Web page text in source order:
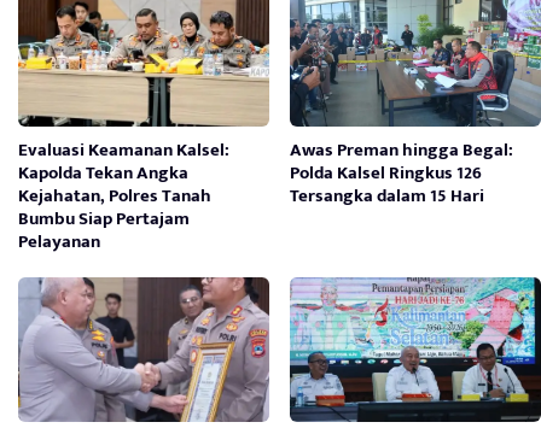
Evaluasi Keamanan Kalsel:
Kapolda Tekan Angka
Kejahatan, Polres Tanah
Bumbu Siap Pertajam
Pelayanan
Awas Preman hingga Begal:
Polda Kalsel Ringkus 126
Tersangka dalam 15 Hari